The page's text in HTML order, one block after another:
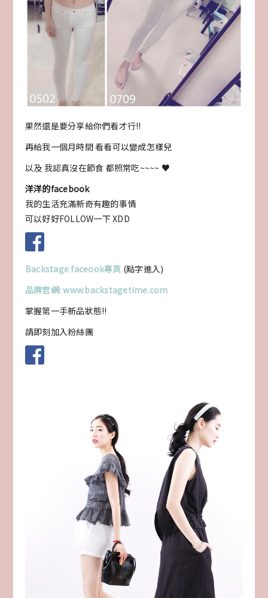
果然還是要分享給你們看才行!!
再給我一個月時間 看看可以變成怎樣兒
以及 我認真沒在節食 都照常吃~~~~ ♥
洋洋的facebook
我的生活充滿新奇有趣的事情
可以好好FOLLOW一下 XDD
Backstage faceook專頁 (點字進入)
品牌官網: www.backstagetime.com
掌握第一手新品狀態!!
請即刻加入粉絲團